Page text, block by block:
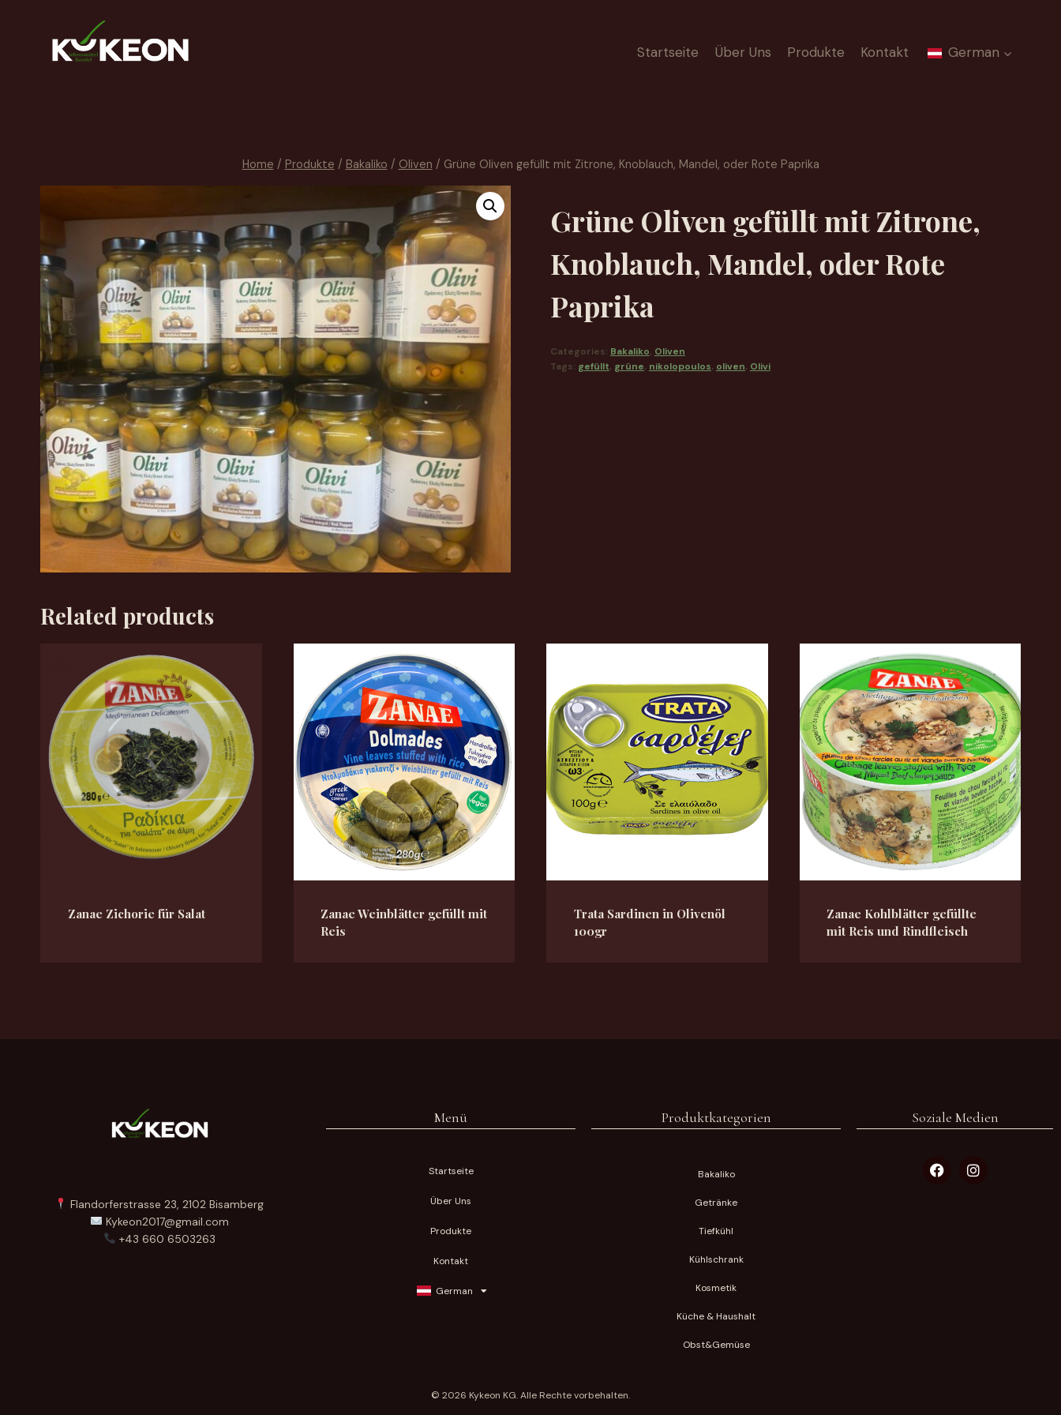
Startseite Über Uns Produkte Kontakt German
Home / Produkte / Bakaliko / Oliven / Grüne Oliven gefüllt mit Zitrone, Knoblauch, Mandel, oder Rote Paprika
Grüne Oliven gefüllt mit Zitrone,
Knoblauch, Mandel, oder Rote
Paprika
Categories: Bakaliko, Oliven
Tags: gefüllt, grüne, nikolopoulos, oliven, Olivi
Related products
Zanae Zichorie für Salat
Zanae Weinblätter gefüllt mit
Reis
Trata Sardinen in Olivenöl
100gr
Zanae Kohlblätter gefüllte
mit Reis und Rindfleisch
Flandorferstrasse 23, 2102 Bisamberg
Kykeon2017@gmail.com
+43 660 6503263
Menü
Startseite
Über Uns
Produkte
Kontakt
German
Produktkategorien
Bakaliko
Getränke
Tiefkühl
Kühlschrank
Kosmetik
Küche & Haushalt
Obst&Gemüse
Soziale Medien
© 2026 Kykeon KG. Alle Rechte vorbehalten.